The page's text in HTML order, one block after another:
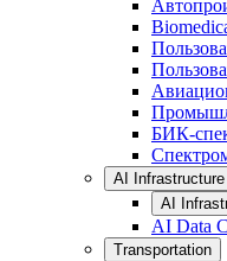
БИК-
AI
AI
AI Data
Transportation